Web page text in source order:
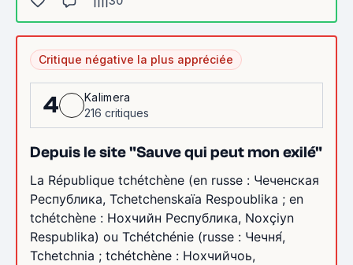
Critique négative la plus appréciée
4
Kalimera
216 critiques
Depuis le site "Sauve qui peut mon exilé"
La République tchétchène (en russe : Чеченская
Республика, Tchetchenskaïa Respoublika ; en
tchétchène : Нохчийн Республика, Noxçiyn
Respublika) ou Tchétchénie (russe : Чечня́,
Tchetchnia ; tchétchène : Нохчийчоь,